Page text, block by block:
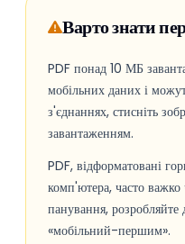
Варто знати
PDF понад 10 МБ
мобільних даних і
з'єднаннях, стисніть
завантаженням.
PDF, відформатовані
комп'ютера, часто
панування,
«мобільний-першим».